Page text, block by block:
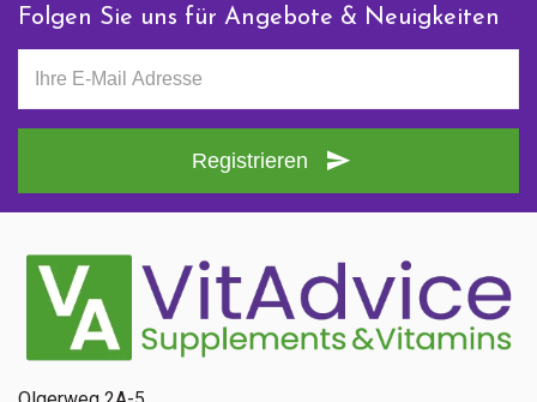
Folgen Sie uns für Angebote & Neuigkeiten
Registrieren